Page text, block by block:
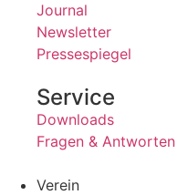
Journal
Newsletter
Pressespiegel
Service
Downloads
Fragen & Antworten
Verein